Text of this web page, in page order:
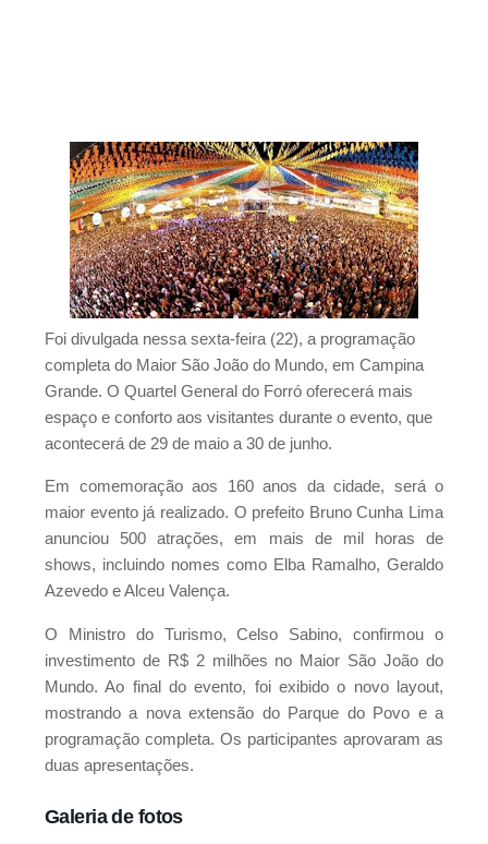
Pênaltis é realizado com sucesso nesta
sexta-feira
São Vicente do Seridó - A vereadora Léia
Monteiro teve suas contas referentes ao
exercício de 2024 aprovadas pelo TCE da
Paraíba.
São Vicente do Seridó - PB - Palmeiras de
Seridó é o grande campeão da Série B 2026
São Vicente do Seridó-PB - Gestão realiza a
entrega de kits de EPIs para os servidores da
Jovem atleta de Soledade é selecionado
para integrar projeto Nacional da Olympikus e
Instituto Vanderlei Cordeiro de Lima
Foi divulgada nessa sexta-feira (22), a programação
completa do Maior São João do Mundo, em Campina
Grande. O Quartel General do Forró oferecerá mais
espaço e conforto aos visitantes durante o evento, que
acontecerá de 29 de maio a 30 de junho.
Em comemoração aos 160 anos da cidade, será o
maior evento já realizado. O prefeito Bruno Cunha Lima
anunciou 500 atrações, em mais de mil horas de
shows, incluindo nomes como Elba Ramalho, Geraldo
Azevedo e Alceu Valença.
O Ministro do Turismo, Celso Sabino, confirmou o
investimento de R$ 2 milhões no Maior São João do
Mundo. Ao final do evento, foi exibido o novo layout,
mostrando a nova extensão do Parque do Povo e a
programação completa. Os participantes aprovaram as
duas apresentações.
Galeria de fotos